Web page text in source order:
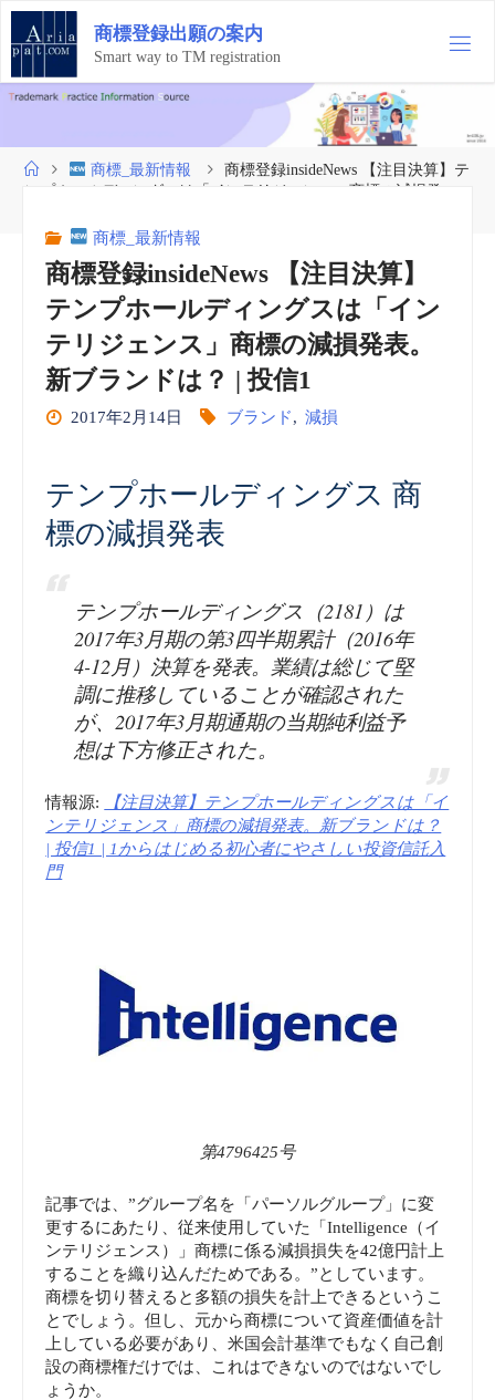
コ
テ
ン
ツ
ス
商標登録出願の案内
Smart way to TM registration
ホ
ー
商標_最新情報
商標登録insideNews 【注目決算】テ
ンプホールディングスは「インテリジェンス」商標の減損発
商標_最新情報
商標登録insideNews 【注目決算】
テンプホールディングスは「イン
テリジェンス」商標の減損発表。
新ブランドは？ | 投信1
2017年2月14日 ブランド, 減損
テンプホールディングス 商
標の減損発表
テンプホールディングス（2181）は
2017年3月期の第3四半期累計（2016年
4-12月）決算を発表。業績は総じて堅
調に推移していることが確認された
が、2017年3月期通期の当期純利益予
想は下方修正された。
情報源:
【注目決算】テンプホールディングスは「イ
ンテリジェンス」商標の減損発表。新ブランドは？
| 投信1 | 1からはじめる初心者にやさしい投資信託入
門
第4796425号
記事では、”グループ名を「パーソルグループ」に変
更するにあたり、従来使用していた「Intelligence（イ
ンテリジェンス）」商標に係る減損損失を42億円計上
することを織り込んだためである。”としています。
商標を切り替えると多額の損失を計上できるというこ
とでしょう。但し、元から商標について資産価値を計
上している必要があり、米国会計基準でもなく自己創
設の商標権だけでは、これはできないのではないでし
ょうか。